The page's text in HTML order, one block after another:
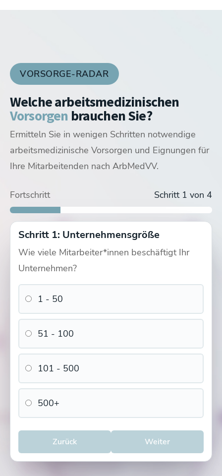
VORSORGE-RADAR
Welche arbeitsmedizinischen
Vorsorgen brauchen Sie?
Ermitteln Sie in wenigen Schritten notwendige
arbeitsmedizinische Vorsorgen und Eignungen für
Ihre Mitarbeitenden nach ArbMedVV.
Fortschritt Schritt 1 von 4
Schritt 1: Unternehmensgröße
Wie viele Mitarbeiter*innen beschäftigt Ihr
Unternehmen?
1 - 50
51 - 100
101 - 500
500+
Zurück Weiter